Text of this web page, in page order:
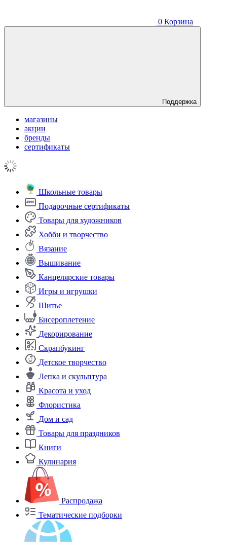
0 Корзина
Поддержка
магазины
акции
бренды
сертификаты
Школьные товары
Подарочные сертификаты
Товары для художников
Хобби и творчество
Вязание
Вышивание
Канцелярские товары
Игры и игрушки
Шитье
Бисероплетение
Декорирование
Скрапбукинг
Детское творчество
Лепка и скульптура
Красота и уход
Флористика
Дом и сад
Товары для праздников
Книги
Кулинария
Распродажа
Тематические подборки